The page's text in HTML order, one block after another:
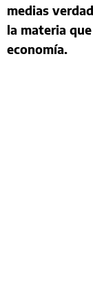
medias
la materia
economía.